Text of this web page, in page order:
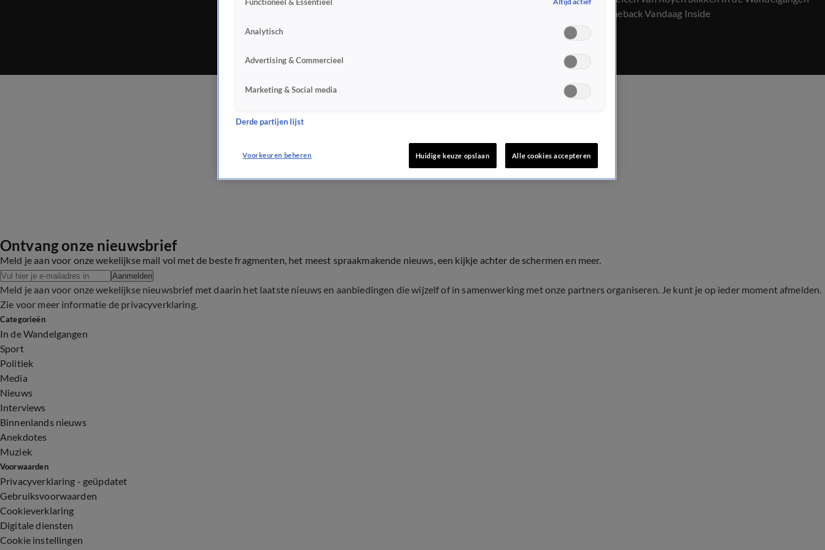
terug op comeback Vandaag Inside
Ontvang onze nieuwsbrief
Meld je aan voor onze wekelijkse mail vol met de beste fragmenten, het meest spraakmakende nieuws, een kijkje achter de schermen en meer.
Aanmelden
Meld je aan voor onze wekelijkse nieuwsbrief met daarin het laatste nieuws en aanbiedingen die wijzelf of in samenwerking met onze partners organiseren. Je kunt je op ieder moment afmelden.
Zie voor meer informatie de privacyverklaring.
Categorieën
In de Wandelgangen
Sport
Politiek
Media
Nieuws
Interviews
Binnenlands nieuws
Anekdotes
Muziek
Voorwaarden
Privacyverklaring - geüpdatet
Gebruiksvoorwaarden
Cookieverklaring
Digitale diensten
Cookie instellingen
Functioneel & Essentieel
Analytisch
Advertising & Commercieel
Marketing & Social media
Derde partijen lijst
Voorkeuren beheren Huidige keuze opslaan Alle cookies accepteren